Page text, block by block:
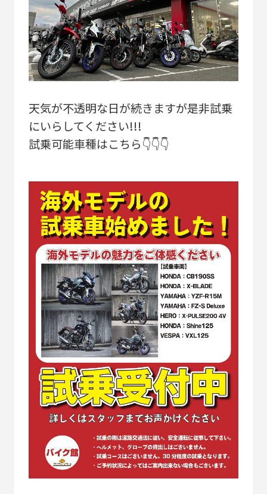
天気が不透明な日が続きますが是非試乗
にいらしてください!!!
試乗可能車種はこちら👇👇👇